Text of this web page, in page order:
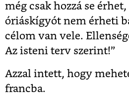
még csak hozzá se
óriáskígyót nem érheti
célom van vele.
Az isteni terv szerint!”
Azzal intett, hogy
francba.